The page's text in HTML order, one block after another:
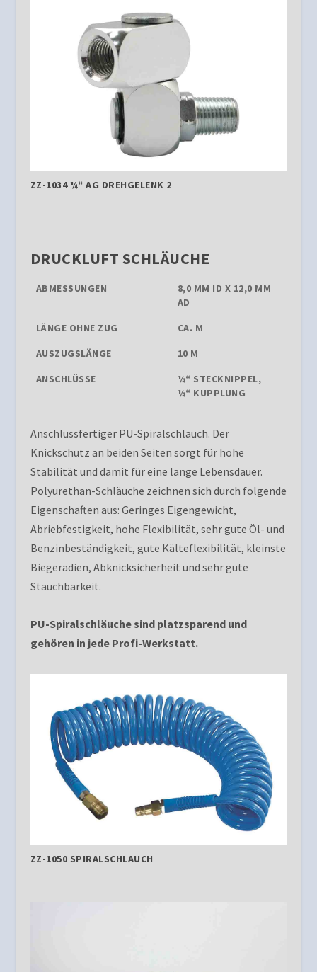
ZZ-1034 ¼“ AG DREHGELENK 2
DRUCKLUFT SCHLÄUCHE
ABMESSUNGEN
8,0 MM ID X 12,0 MM
AD
LÄNGE OHNE ZUG
CA. M
AUSZUGSLÄNGE
10 M
ANSCHLÜSSE
¼“ STECKNIPPEL,
¼“ KUPPLUNG
Anschlussfertiger PU-Spiralschlauch. Der
Knickschutz an beiden Seiten sorgt für hohe
Stabilität und damit für eine lange Lebensdauer.
Polyurethan-Schläuche zeichnen sich durch folgende
Eigenschaften aus: Geringes Eigengewicht,
Abriebfestigkeit, hohe Flexibilität, sehr gute Öl- und
Benzinbeständigkeit, gute Kälteflexibilität, kleinste
Biegeradien, Abknicksicherheit und sehr gute
Stauchbarkeit.
PU-Spiralschläuche sind platzsparend und
gehören in jede Profi-Werkstatt.
ZZ-1050 SPIRALSCHLAUCH